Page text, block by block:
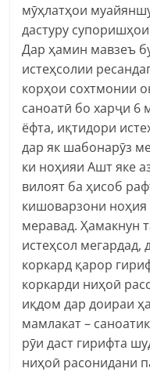
мӯҳлатҳои
дастуру
Дар ҳамин мавзеъ
истеҳсолии
корҳои сохтмонии
саноатӣ бо харҷи
ёфта, иқтидори
дар як шабонарӯз
ки ноҳияи Ашт яке
вилоят ба ҳисоб
кишоварзони ноҳия
меравад. Ҳамакнун
истеҳсол мегардад,
коркард қарор
коркарди ниҳоӣ
иқдом дар доираи
мамлакат –
рӯи даст гирифта
ниҳоӣ расонидани